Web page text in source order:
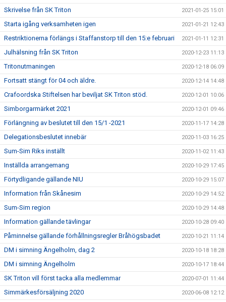
Skrivelse från SK Triton 2021-01-25 15:01
Starta igång verksamheten igen 2021-01-21 12:43
Restriktionerna förlängs i Staffanstorp till den 15:e februari 2021-01-11 12:31
Julhälsning från SK Triton 2020-12-23 11:13
Tritonutmaningen 2020-12-18 06:09
Fortsatt stängt för 04 och äldre. 2020-12-14 14:48
Crafoordska Stiftelsen har beviljat SK Triton stöd. 2020-12-01 10:06
Simborgarmärket 2021 2020-12-01 09:46
Förlängning av beslutet till den 15/1 -2021 2020-11-17 14:28
Delegationsbeslutet innebär 2020-11-03 16:25
Sum-Sim Riks inställt 2020-11-02 11:43
Inställda arrangemang 2020-10-29 17:45
Förtydligande gällande NIU 2020-10-29 15:07
Information från Skånesim 2020-10-29 14:52
Sum-Sim region 2020-10-29 14:48
Information gällande tävlingar 2020-10-28 09:40
Påminnelse gällande förhållningsregler Bråhögsbadet 2020-10-21 11:14
DM i simning Ängelholm, dag 2 2020-10-18 18:28
DM i simning Ängelholm 2020-10-17 18:44
SK Triton vill först tacka alla medlemmar 2020-07-01 11:44
Simmärkesförsäljning 2020 2020-06-08 12:12